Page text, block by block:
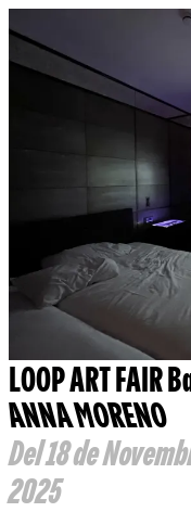
LOOP ART FAIR
ANNA MORENO
Del 18 de
2025